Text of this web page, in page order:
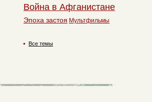
Война в Афганистане
Эпоха застоя Мультфильмы
Все темы